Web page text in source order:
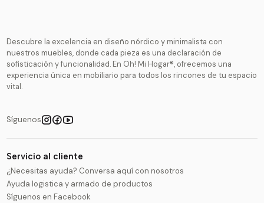
Descubre la excelencia en diseño nórdico y minimalista con
nuestros muebles, donde cada pieza es una declaración de
sofisticación y funcionalidad. En Oh! Mi Hogar®, ofrecemos una
experiencia única en mobiliario para todos los rincones de tu espacio
vital.
Síguenos
Servicio al cliente
¿Necesitas ayuda? Conversa aquí con nosotros
Ayuda logistica y armado de productos
Síguenos en Facebook